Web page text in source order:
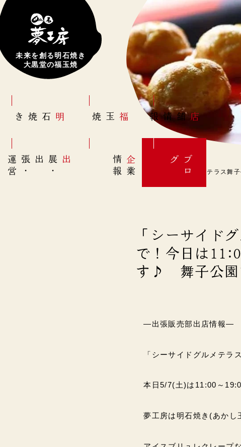
未来を創る明石焼き
大黒堂の福玉焼
明石焼き 福玉焼 店舗情報
出展
・
出張
・
運
営
企
業
情
報
ブ
ロ
グ
「シーサイドグルメテラス
「シーサイド
で！今日は
す♪ 舞子公園
―出張販売部出店情報―
「シーサイドグルメテラ
本日5/7(土)は11:00～
夢工房は明石焼き(あかし